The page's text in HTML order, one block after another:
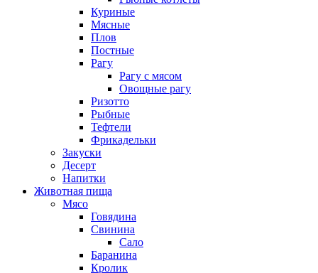
Куриные
Мясные
Плов
Постные
Рагу
Рагу с мясом
Овощные рагу
Ризотто
Рыбные
Тефтели
Фрикадельки
Закуски
Десерт
Напитки
Животная пища
Мясо
Говядина
Свинина
Сало
Баранина
Кролик